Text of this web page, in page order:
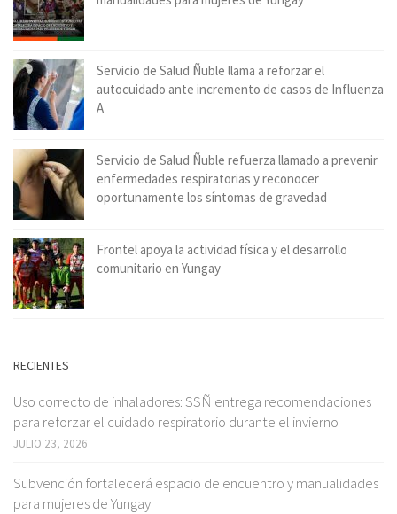
Servicio de Salud Ñuble llama a reforzar el
autocuidado ante incremento de casos de Influenza
A
Servicio de Salud Ñuble refuerza llamado a prevenir
enfermedades respiratorias y reconocer
oportunamente los síntomas de gravedad
Frontel apoya la actividad física y el desarrollo
comunitario en Yungay
RECIENTES
Uso correcto de inhaladores: SSÑ entrega recomendaciones
para reforzar el cuidado respiratorio durante el invierno
JULIO 23, 2026
Subvención fortalecerá espacio de encuentro y manualidades
para mujeres de Yungay